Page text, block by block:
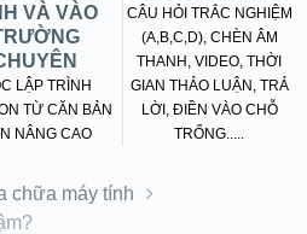
VÀ VÀO
LẬP TRÌNH
TỪ CĂN BẢN
NÂNG CAO
CÂU HỎI TRẮC NGHIỆM
(A,B,C,D), CHÈN ÂM
THANH, VIDEO, THỜI
GIAN THẢO LUẬN, TRẢ
LỜI, ĐIỀN VÀO CHỖ
TRỐNG.....
chữa máy tính